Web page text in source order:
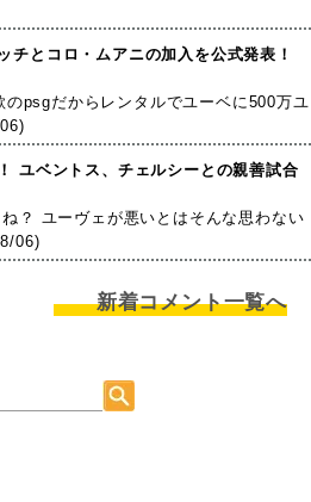
チとコロ・ムアニの加入を公式発表！
のpsgだからレンタルでユーベに500万ユ
ユベントス、チェルシーとの親善試合
？ ユーヴェが悪いとはそんな思わない
06)
新着コメント一覧へ